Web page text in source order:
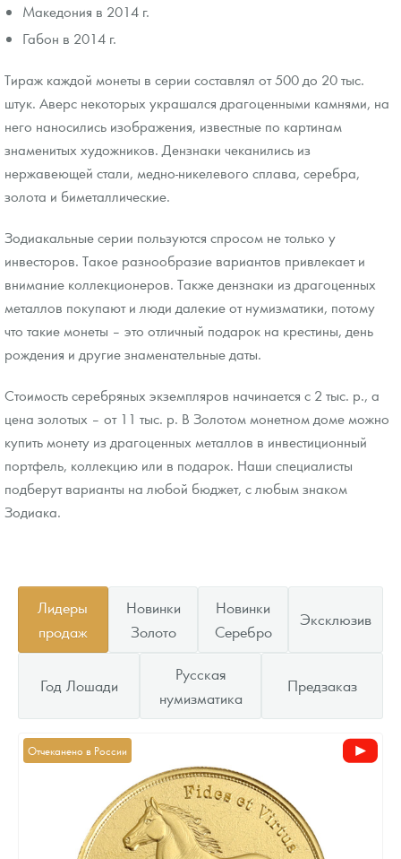
Македония в 2014 г.
Габон в 2014 г.
Тираж каждой монеты в серии составлял от 500 до 20 тыс.
штук. Аверс некоторых украшался драгоценными камнями, на
него наносились изображения, известные по картинам
знаменитых художников. Дензнаки чеканились из
нержавеющей стали, медно-никелевого сплава, серебра,
золота и биметаллические.
Зодиакальные серии пользуются спросом не только у
инвесторов. Такое разнообразие вариантов привлекает и
внимание коллекционеров. Также дензнаки из драгоценных
металлов покупают и люди далекие от нумизматики, потому
что такие монеты – это отличный подарок на крестины, день
рождения и другие знаменательные даты.
Стоимость серебряных экземпляров начинается с 2 тыс. р., а
цена золотых – от 11 тыс. р. В Золотом монетном доме можно
купить монету из драгоценных металлов в инвестиционный
портфель, коллекцию или в подарок. Наши специалисты
подберут варианты на любой бюджет, с любым знаком
Зодиака.
Лидеры
продаж
Новинки
Золото
Новинки
Серебро
Эксклюзив
Год Лошади
Русская
нумизматика
Предзаказ
Отчеканено в России